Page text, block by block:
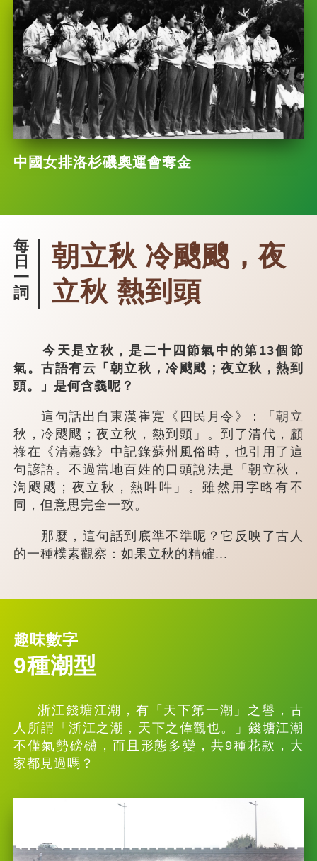
中國女排洛杉磯奧運會奪金
每
日
一
詞
朝立秋 冷颼颼，夜
立秋 熱到頭
今天是立秋，是二十四節氣中的第13個節
氣。古語有云「朝立秋，冷颼颼；夜立秋，熱到
頭。」是何含義呢？
這句話出自東漢崔寔《四民月令》：「朝立
秋，冷颼颼；夜立秋，熱到頭」。到了清代，顧
祿在《清嘉錄》中記錄蘇州風俗時，也引用了這
句諺語。不過當地百姓的口頭說法是「朝立秋，
渹颼颼；夜立秋，熱吽吽」。雖然用字略有不
同，但意思完全一致。
那麼，這句話到底準不準呢？它反映了古人
的一種樸素觀察：如果立秋的精確...
趣味數字
9種潮型
浙江錢塘江潮，有「天下第一潮」之譽，古
人所謂「浙江之潮，天下之偉觀也。」錢塘江潮
不僅氣勢磅礴，而且形態多變，共9種花款，大
家都見過嗎？